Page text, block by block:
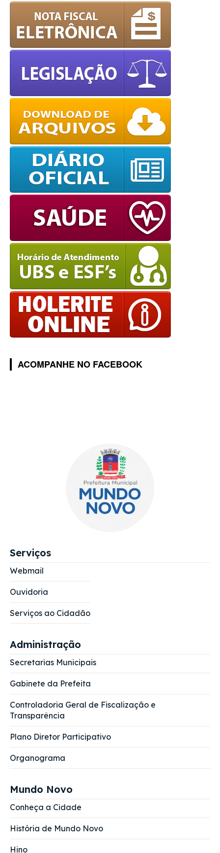
ACOMPANHE NO FACEBOOK
Serviços
Webmail
Ouvidoria
Serviços ao Cidadão
Administração
Secretarias Municipais
Gabinete da Prefeita
Controladoria Geral de Fiscalização e
Transparência
Plano Diretor Participativo
Organograma
Mundo Novo
Conheça a Cidade
História de Mundo Novo
Hino